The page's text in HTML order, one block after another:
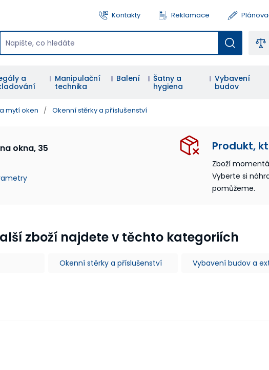
Kontakty Reklamace
a
Manipulační
technika
Balení
Šatny a
hygiena
Vybavení
budov
mytí oken / Okenní stěrky a příslušenství
okna, 35
Produkt,
Zboží
Vyberte si
pomůžeme.
zboží najdete v těchto kategoriích
Okenní stěrky a příslušenství Vybavení budov a